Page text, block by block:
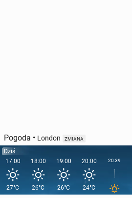
Pogoda • London ZMIANA
Dziś
17:00
27°C
18:00
26°C
19:00
26°C
20:00
24°C
20:39